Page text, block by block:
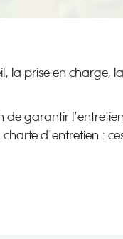
la prise en charge,
de garantir
d'entretien :